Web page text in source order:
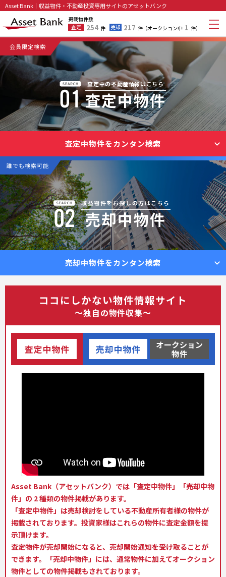
Asset Bank｜収益物件・不動産投資専用サイトのアセットバンク
掲載物件数
査定
254 件 売却 217 件（オークション中 1 件）
会員限定検索
査定中の不動産情報はこちら
査定中物件
査定中物件をカンタン検索
誰でも検索可能
収益物件をお探しの方はこちら
売却中物件
売却中物件をカンタン検索
ココにしかない物件情報サイト
～独自の物件収集～
Asset Bank（アセットバンク）では「査定中物件」「売却中物
件」の 2 種類の物件掲載があります。
「査定中物件」は売却検討をしている不動産所有者様の物件が
掲載されております。投資家様はこれらの物件に査定金額を提
示頂けます。
査定物件が売却開始になると、売却開始通知を受け取ることが
できます。「売却中物件」には、通常物件に加えてオークション
物件としての物件掲載もされております。